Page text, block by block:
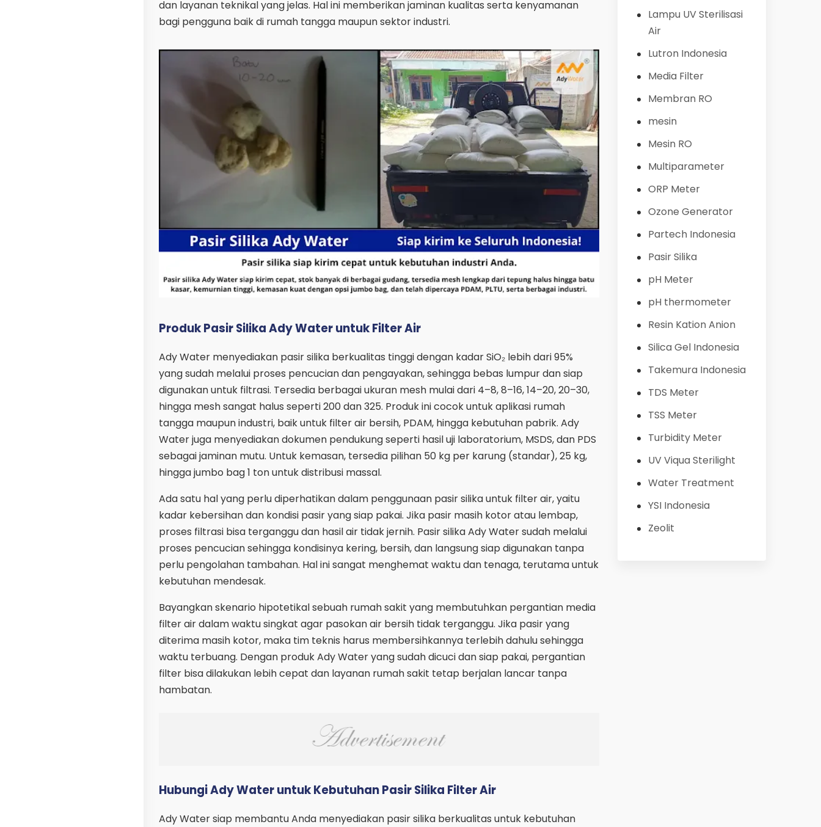
dan layanan teknikal yang jelas. Hal ini memberikan jaminan kualitas serta kenyamanan
bagi pengguna baik di rumah tangga maupun sektor industri.
Produk Pasir Silika Ady Water untuk Filter Air
Ady Water menyediakan pasir silika berkualitas tinggi dengan kadar SiO₂ lebih dari 95%
yang sudah melalui proses pencucian dan pengayakan, sehingga bebas lumpur dan siap
digunakan untuk filtrasi. Tersedia berbagai ukuran mesh mulai dari 4–8, 8–16, 14–20, 20–30,
hingga mesh sangat halus seperti 200 dan 325. Produk ini cocok untuk aplikasi rumah
tangga maupun industri, baik untuk filter air bersih, PDAM, hingga kebutuhan pabrik. Ady
Water juga menyediakan dokumen pendukung seperti hasil uji laboratorium, MSDS, dan PDS
sebagai jaminan mutu. Untuk kemasan, tersedia pilihan 50 kg per karung (standar), 25 kg,
hingga jumbo bag 1 ton untuk distribusi massal.
Ada satu hal yang perlu diperhatikan dalam penggunaan pasir silika untuk filter air, yaitu
kadar kebersihan dan kondisi pasir yang siap pakai. Jika pasir masih kotor atau lembap,
proses filtrasi bisa terganggu dan hasil air tidak jernih. Pasir silika Ady Water sudah melalui
proses pencucian sehingga kondisinya kering, bersih, dan langsung siap digunakan tanpa
perlu pengolahan tambahan. Hal ini sangat menghemat waktu dan tenaga, terutama untuk
kebutuhan mendesak.
Bayangkan skenario hipotetikal sebuah rumah sakit yang membutuhkan pergantian media
filter air dalam waktu singkat agar pasokan air bersih tidak terganggu. Jika pasir yang
diterima masih kotor, maka tim teknis harus membersihkannya terlebih dahulu sehingga
waktu terbuang. Dengan produk Ady Water yang sudah dicuci dan siap pakai, pergantian
filter bisa dilakukan lebih cepat dan layanan rumah sakit tetap berjalan lancar tanpa
hambatan.
Hubungi Ady Water untuk Kebutuhan Pasir Silika Filter Air
Ady Water siap membantu Anda menyediakan pasir silika berkualitas untuk kebutuhan
Lampu UV Sterilisasi
Air
Lutron Indonesia
Media Filter
Membran RO
mesin
Mesin RO
Multiparameter
ORP Meter
Ozone Generator
Partech Indonesia
Pasir Silika
pH Meter
pH thermometer
Resin Kation Anion
Silica Gel Indonesia
Takemura Indonesia
TDS Meter
TSS Meter
Turbidity Meter
UV Viqua Sterilight
Water Treatment
YSI Indonesia
Zeolit